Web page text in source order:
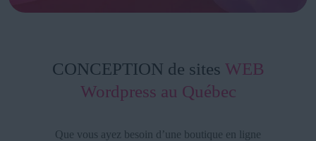
CONCEPTION de sites WEB
Wordpress au Québec
Que vous ayez besoin d’une boutique en ligne